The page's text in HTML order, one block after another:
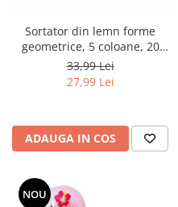
Sortator din lemn forme
geometrice, 5 coloane, 20
piese, 29 cm, multicolor
33,99 Lei
27,99 Lei
ADAUGA IN COS
NOU